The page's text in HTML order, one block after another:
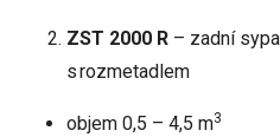
ZST 2000 R – zadní
s rozmetadlem
objem 0,5 – 4,5 m3